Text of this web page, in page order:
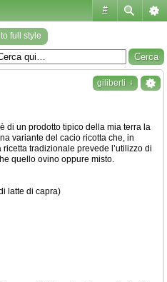
#
full style
giliberti ↓
di un prodotto tipico della mia terra la
variante del cacio ricotta che, in
tradizionale prevede l’utilizzo di
quello ovino oppure misto.
latte di capra)